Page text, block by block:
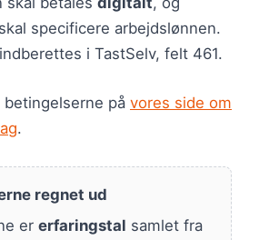
specificere arbejdslønnen.
i TastSelv, felt 461.
på vores side om
.
regnet ud
er erfaringstal samlet fra